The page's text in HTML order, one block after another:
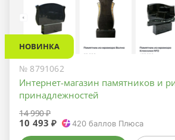
НОВИНКА
№ 8791062
Интернет-магазин памятников и
принадлежностей
14 990 ₽
10 493 ₽ 420баллов Плюса